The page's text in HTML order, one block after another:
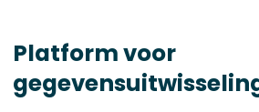
Platform voor